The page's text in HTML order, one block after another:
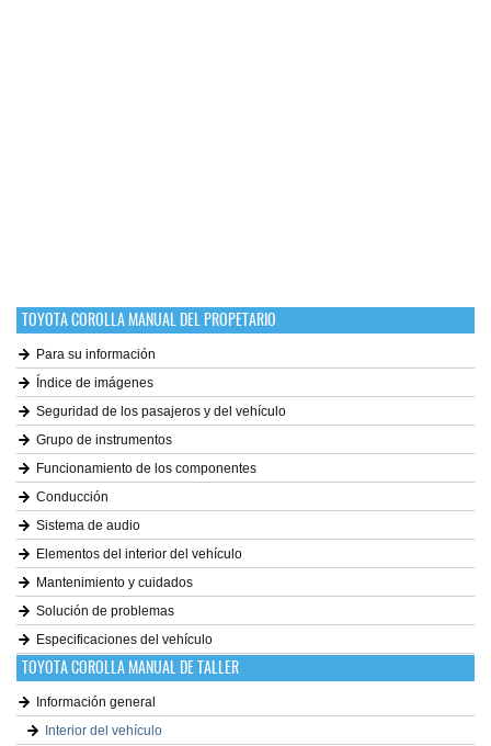
TOYOTA COROLLA MANUAL DEL PROPETARIO
Para su información
Índice de imágenes
Seguridad de los pasajeros y del vehículo
Grupo de instrumentos
Funcionamiento de los componentes
Conducción
Sistema de audio
Elementos del interior del vehículo
Mantenimiento y cuidados
Solución de problemas
Especificaciones del vehículo
TOYOTA COROLLA MANUAL DE TALLER
Información general
Interior del vehículo